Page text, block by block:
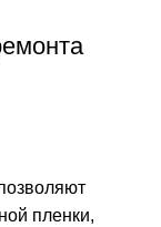
пленки,